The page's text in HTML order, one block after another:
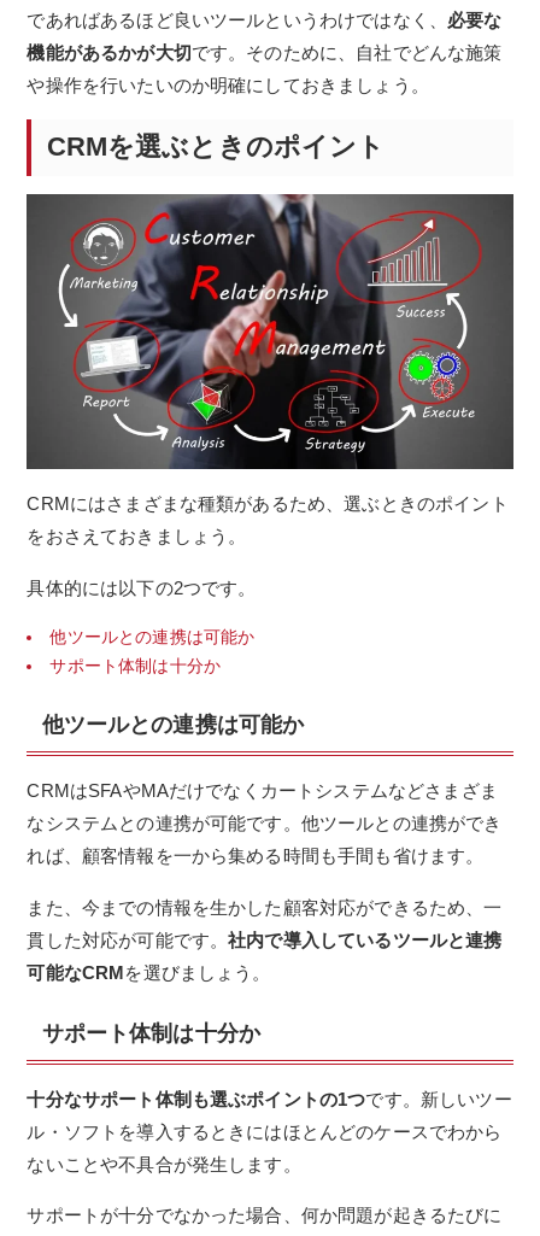
であればあるほど良いツールというわけではなく、 必要な
機能があるかが大切です。そのために、自社でどんな施策
や操作を行いたいのか明確にしておきましょう。
CRMを選ぶときのポイント
CRMにはさまざまな種類があるため、選ぶときのポイント
をおさえておきましょう。
具体的には以下の2つです。
他ツールとの連携は可能か
サポート体制は十分か
他ツールとの連携は可能か
CRMはSFAやMAだけでなくカートシステムなどさまざま
なシステムとの連携が可能です。 他ツールとの連携ができ
れば、顧客情報を一から集める時間も手間も省けます。
また、今までの情報を生かした顧客対応ができるため、一
貫した対応が可能です。社内で導入しているツールと連携
可能なCRMを選びましょう。
サポート体制は十分か
十分なサポート体制も選ぶポイントの1つです。新しいツー
ル・ソフトを導入するときにはほとんどのケースでわから
ないことや不具合が発生します。
サポートが十分でなかった場合、何か問題が起きるたびに